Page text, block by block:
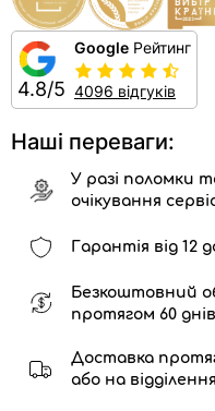
4.8/5
Google Рейтинг
4096 відгуків
Наші переваги:
У разі поломки
очікування
Гарантія від 12
Безкоштовний
протягом 60
Доставка
або на